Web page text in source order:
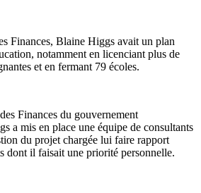
Finances, Blaine Higgs avait un plan
notamment en licenciant plus de
et en fermant 79 écoles.
Finances du gouvernement
a mis en place une équipe de consultants
du projet chargée lui faire rapport
dont il faisait une priorité personnelle.